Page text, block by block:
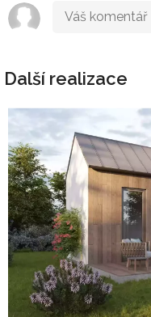
Další realizace